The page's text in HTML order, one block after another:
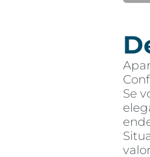
Se